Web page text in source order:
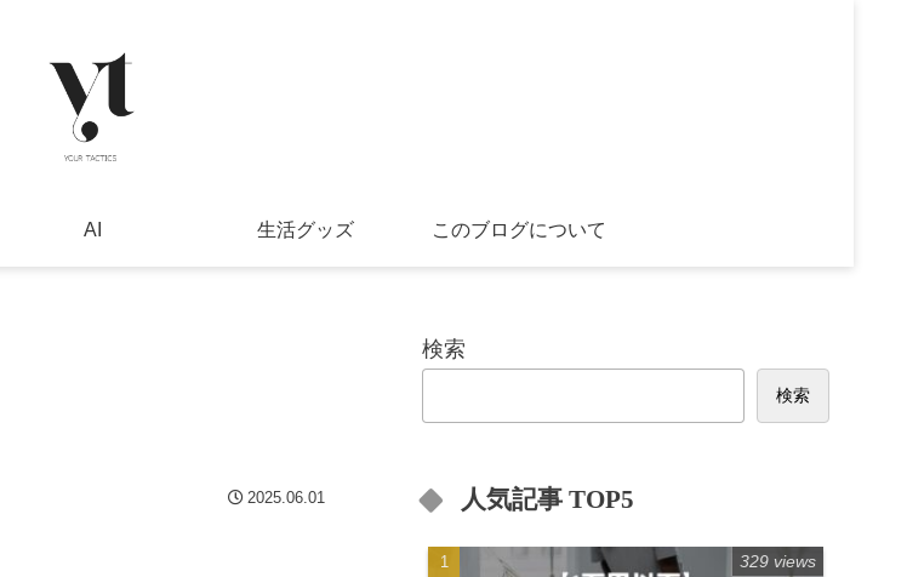
AI 生活グッズ このブログについて
2025.06.01
検索
検索
人気記事 TOP5
329 views